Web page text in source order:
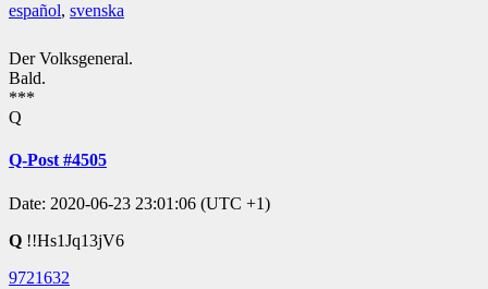
español, svenska
Der Volksgeneral.
Bald.
***
Q
Q-Post #4505
Date: 2020-06-23 23:01:06 (UTC +1)
Q !!Hs1Jq13jV6
9721632